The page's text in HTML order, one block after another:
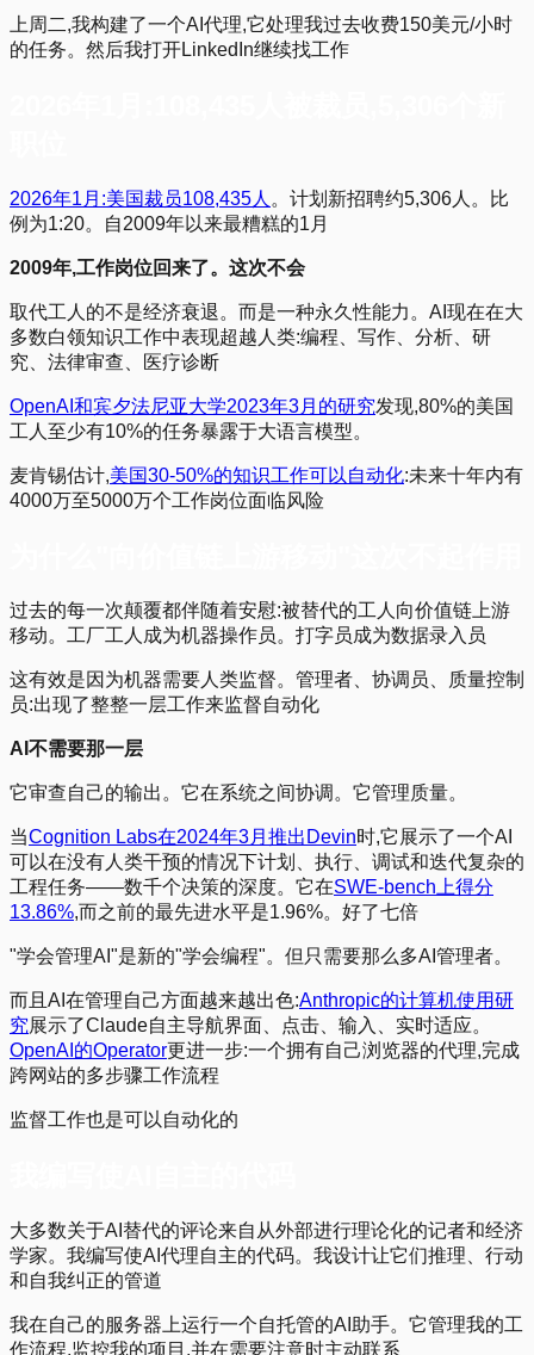
上周二,我构建了一个AI代理,它处理我过去收费150美元/小时
的任务。然后我打开LinkedIn继续找工作
2026年1月:美国裁员108,435人 。计划新招聘约5,306人。比
例为1:20。自2009年以来最糟糕的1月
2009年,工作岗位回来了。这次不会
取代工人的不是经济衰退。而是一种永久性能力。AI现在在大
多数白领知识工作中表现超越人类:编程、写作、分析、研
究、法律审查、医疗诊断
OpenAI和宾夕法尼亚大学2023年3月的研究发现,80%的美国
工人至少有10%的任务暴露于大语言模型。
麦肯锡估计,美国30-50%的知识工作可以自动化:未来十年内有
4000万至5000万个工作岗位面临风险
过去的每一次颠覆都伴随着安慰:被替代的工人向价值链上游
移动。工厂工人成为机器操作员。打字员成为数据录入员
这有效是因为机器需要人类监督。管理者、协调员、质量控制
员:出现了整整一层工作来监督自动化
AI不需要那一层
它审查自己的输出。它在系统之间协调。它管理质量。
当Cognition Labs在2024年3月推出Devin时,它展示了一个AI
可以在没有人类干预的情况下计划、执行、调试和迭代复杂的
工程任务——数千个决策的深度。它在SWE-bench上得分
13.86%,而之前的最先进水平是1.96%。好了七倍
"学会管理AI"是新的"学会编程"。但只需要那么多AI管理者。
而且AI在管理自己方面越来越出色:Anthropic的计算机使用研
究展示了Claude自主导航界面、点击、输入、实时适应。
OpenAI的Operator更进一步:一个拥有自己浏览器的代理,完成
跨网站的多步骤工作流程
监督工作也是可以自动化的
大多数关于AI替代的评论来自从外部进行理论化的记者和经济
学家。我编写使AI代理自主的代码。我设计让它们推理、行动
和自我纠正的管道
我在自己的服务器上运行一个自托管的AI助手。它管理我的工
作流程,监控我的项目,并在需要注意时主动联系